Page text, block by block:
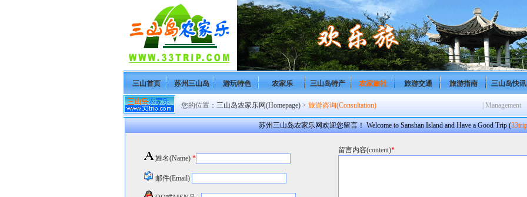
三山首页 苏州三山岛 游玩特色 农家乐 三山岛特产 农家旅社 旅游交通 旅游指南 三山岛快讯
您的位置： 三山岛农家乐网(Homepage) > 旅游咨询(Consultation) | Management
苏州三山岛农家乐网欢迎您留言！ Welcome to Sanshan Island and Have a Good Trip (33trip
姓名(Name) *
邮件(Email)
留言内容(content)*